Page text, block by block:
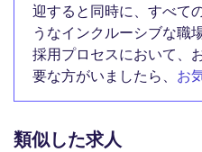
迎すると同時に、すべて
うなインクルーシブな職
採用プロセスにおいて、
要な方がいましたら、 お
類似した求人